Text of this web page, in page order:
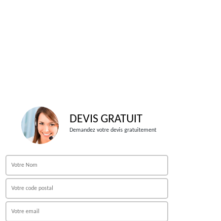
DEVIS GRATUIT
Demandez votre devis gratuitement